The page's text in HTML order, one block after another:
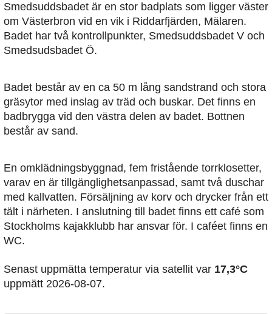
Smedsuddsbadet är en stor badplats som ligger väster
om Västerbron vid en vik i Riddarfjärden, Mälaren.
Badet har två kontrollpunkter, Smedsuddsbadet V och
Smedsudsbadet Ö.
Badet består av en ca 50 m lång sandstrand och stora
gräsytor med inslag av träd och buskar. Det finns en
badbrygga vid den västra delen av badet. Bottnen
består av sand.
En omklädningsbyggnad, fem fristående torrklosetter,
varav en är tillgänglighetsanpassad, samt två duschar
med kallvatten. Försäljning av korv och drycker från ett
tält i närheten. I anslutning till badet finns ett café som
Stockholms kajakklubb har ansvar för. I caféet finns en
WC.
Senast uppmätta temperatur via satellit var 17,3°C
uppmätt 2026-08-07.